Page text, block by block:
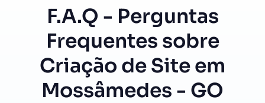
F.A.Q - Perguntas
Frequentes sobre
Criação de Site em
Mossâmedes - GO